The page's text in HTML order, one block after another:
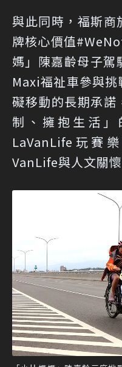
與此同時，福斯商
牌核心價值
媽」陳嘉齡母子
Maxi福祉車參與
礙移動的長期承諾
制、擁抱生活」
LaVanLife玩賽
VanLife與人文關